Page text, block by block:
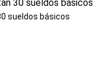
sueldos básicos